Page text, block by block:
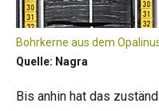
Bohrkerne aus dem
Quelle: Nagra
Bis anhin hat das